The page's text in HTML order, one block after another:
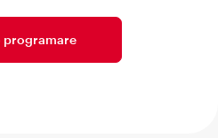
programare